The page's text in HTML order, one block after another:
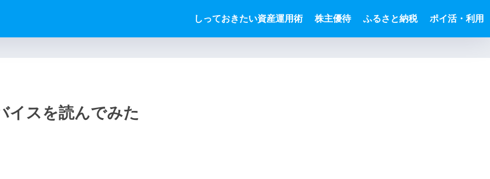
しっておきたい資産運用術 株主優待 ふるさと納税 ポイ活・利用
イスを読んでみた